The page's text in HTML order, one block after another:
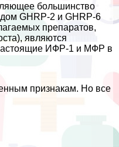
большинство
GHRP-2 и GHRP-6
препаратов,
являются
ИФР-1 и МФР в
признакам. Но все